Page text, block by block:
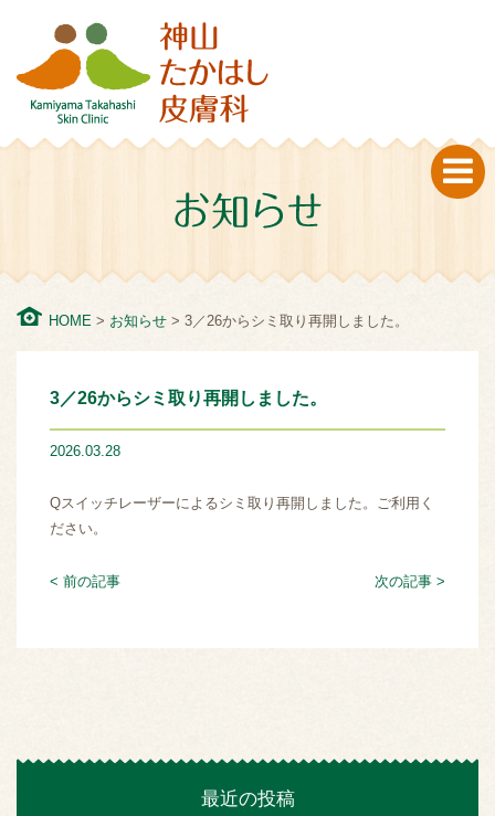
一宮の皮膚科・美容皮膚科 神山たかはし皮膚は、皮膚のこと
からお子様やお年寄りも方まで皮膚のことなら神山たかはし
HOME > お知らせ >3／26からシミ取り再開しました。
3／26からシミ取り再開しました。
2026.03.28
Qスイッチレーザーによるシミ取り再開しました。ご利用く
ださい。
< 前の記事 次の記事 >
最近の投稿